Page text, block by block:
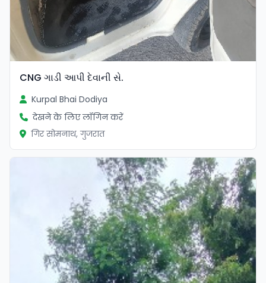
CNG ગાડી આપી દેવાની સે.
Kurpal Bhai Dodiya
देखने के लिए लॉगिन करें
गिर सोमनाथ, गुजरात